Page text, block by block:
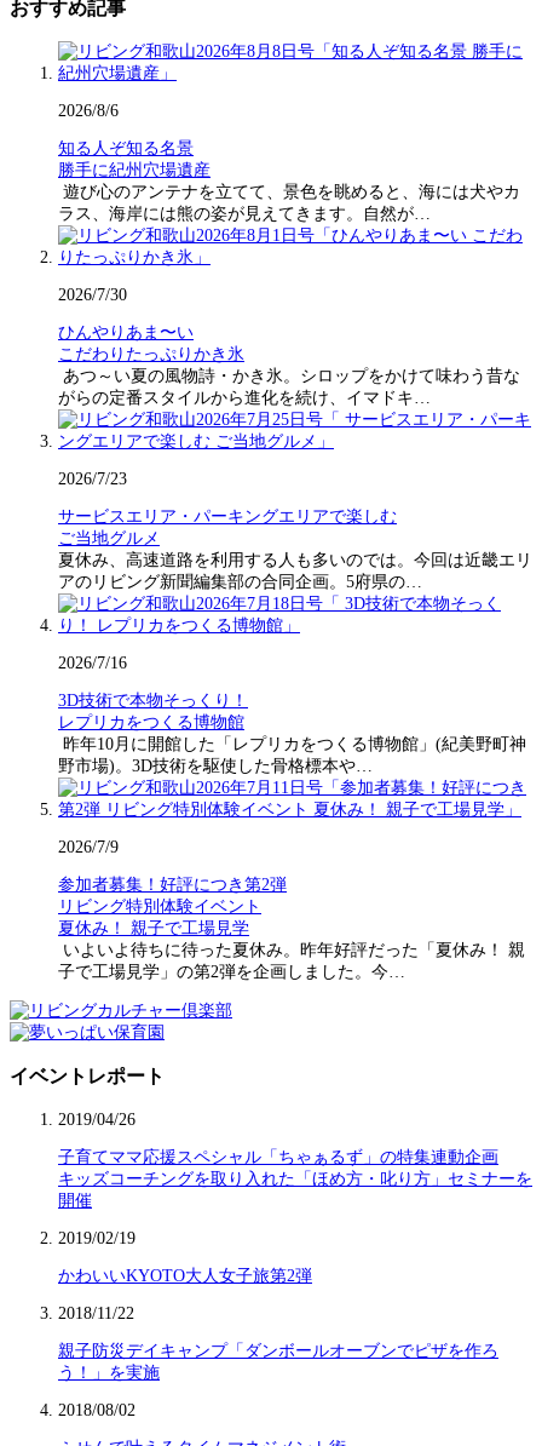
おすすめ記事
2026/8/6
知る人ぞ知る名景
勝手に紀州穴場遺産
遊び心のアンテナを立てて、景色を眺めると、海には犬やカ
ラス、海岸には熊の姿が見えてきます。自然が…
2026/7/30
ひんやりあま〜い
こだわりたっぷりかき氷
あつ～い夏の風物詩・かき氷。シロップをかけて味わう昔な
がらの定番スタイルから進化を続け、イマドキ…
2026/7/23
サービスエリア・パーキングエリアで楽しむ
ご当地グルメ
夏休み、高速道路を利用する人も多いのでは。今回は近畿エリ
アのリビング新聞編集部の合同企画。5府県の…
2026/7/16
3D技術で本物そっくり！
レプリカをつくる博物館
昨年10月に開館した「レプリカをつくる博物館」(紀美野町神
野市場)。3D技術を駆使した骨格標本や…
2026/7/9
参加者募集！好評につき第2弾
リビング特別体験イベント
夏休み！ 親子で工場見学
いよいよ待ちに待った夏休み。昨年好評だった「夏休み！ 親
子で工場見学」の第2弾を企画しました。今…
イベントレポート
2019/04/26
子育てママ応援スペシャル「ちゃぁるず」の特集連動企画
キッズコーチングを取り入れた「ほめ方・叱り方」セミナーを
開催
2019/02/19
かわいいKYOTO大人女子旅第2弾
2018/11/22
親子防災デイキャンプ「ダンボールオーブンでピザを作ろ
う！」を実施
2018/08/02